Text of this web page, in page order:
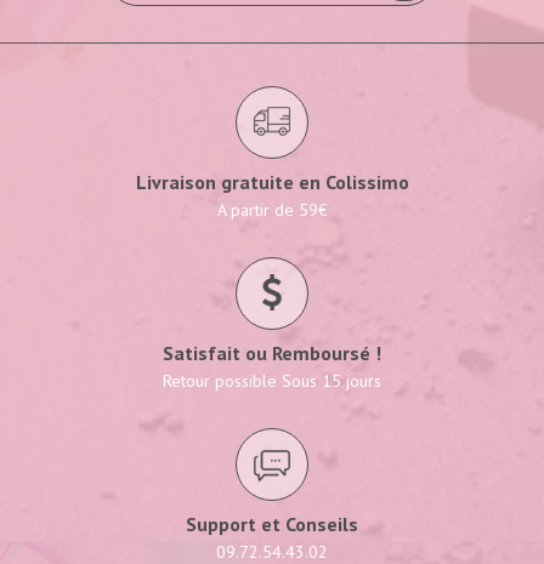
Livraison gratuite en Colissimo
A partir de 59€
Satisfait ou Remboursé !
Retour possible Sous 15 jours
Support et Conseils
09.72.54.43.02